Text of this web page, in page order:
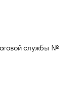
службы №